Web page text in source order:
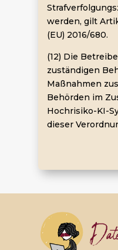
werden, gilt
(EU) 2016/680.
(12) Die
zuständigen
Maßnahmen
Behörden im
Hochrisiko-KI-
dieser